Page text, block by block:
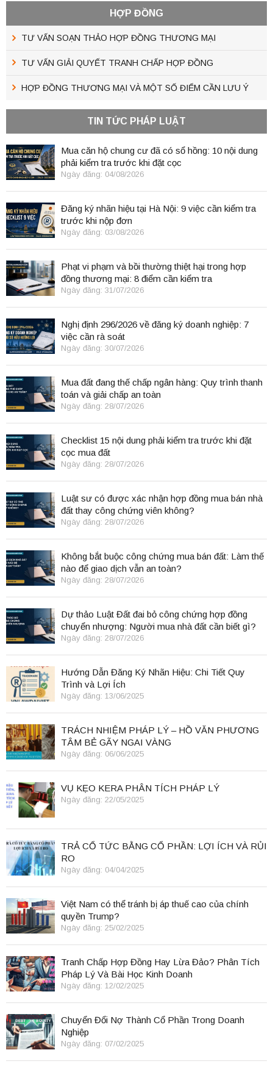
HỢP ĐỒNG
TƯ VẤN SOẠN THẢO HỢP ĐỒNG THƯƠNG MẠI
TƯ VẤN GIẢI QUYẾT TRANH CHẤP HỢP ĐỒNG
HỢP ĐỒNG THƯƠNG MẠI VÀ MỘT SỐ ĐIỂM CẦN LƯU Ý
TIN TỨC PHÁP LUẬT
Mua căn hộ chung cư đã có sổ hồng: 10 nội dung
phải kiểm tra trước khi đặt cọc
Ngày đăng: 04/08/2026
Đăng ký nhãn hiệu tại Hà Nội: 9 việc cần kiểm tra
trước khi nộp đơn
Ngày đăng: 03/08/2026
Phạt vi phạm và bồi thường thiệt hại trong hợp
đồng thương mại: 8 điểm cần kiểm tra
Ngày đăng: 31/07/2026
Nghị định 296/2026 về đăng ký doanh nghiệp: 7
việc cần rà soát
Ngày đăng: 30/07/2026
Mua đất đang thế chấp ngân hàng: Quy trình thanh
toán và giải chấp an toàn
Ngày đăng: 28/07/2026
Checklist 15 nội dung phải kiểm tra trước khi đặt
cọc mua đất
Ngày đăng: 28/07/2026
Luật sư có được xác nhận hợp đồng mua bán nhà
đất thay công chứng viên không?
Ngày đăng: 28/07/2026
Không bắt buộc công chứng mua bán đất: Làm thế
nào để giao dịch vẫn an toàn?
Ngày đăng: 28/07/2026
Dự thảo Luật Đất đai bỏ công chứng hợp đồng
chuyển nhượng: Người mua nhà đất cần biết gì?
Ngày đăng: 28/07/2026
Hướng Dẫn Đăng Ký Nhãn Hiệu: Chi Tiết Quy
Trình và Lợi Ích
Ngày đăng: 13/06/2025
TRÁCH NHIỆM PHÁP LÝ – HỒ VĂN PHƯƠNG
TÂM BẺ GÃY NGAI VÀNG
Ngày đăng: 06/06/2025
VỤ KẸO KERA PHÂN TÍCH PHÁP LÝ
Ngày đăng: 22/05/2025
TRẢ CỔ TỨC BẰNG CỔ PHẦN: LỢI ÍCH VÀ RỦI
RO
Ngày đăng: 04/04/2025
Việt Nam có thể tránh bị áp thuế cao của chính
quyền Trump?
Ngày đăng: 25/02/2025
Tranh Chấp Hợp Đồng Hay Lừa Đảo? Phân Tích
Pháp Lý Và Bài Học Kinh Doanh
Ngày đăng: 12/02/2025
Chuyển Đổi Nợ Thành Cổ Phần Trong Doanh
Nghiệp
Ngày đăng: 07/02/2025